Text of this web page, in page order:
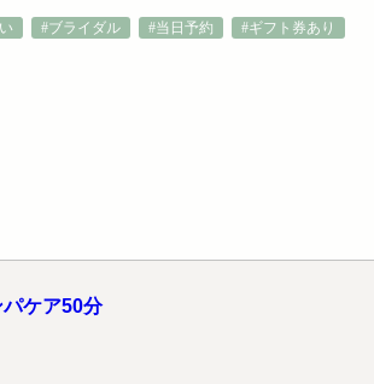
#ブライダル #当日予約 #ギフト券あり
ケア50分